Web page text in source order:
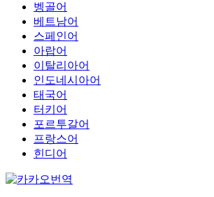
벵골어
베트남어
스페인어
아랍어
이탈리아어
인도네시아어
태국어
터키어
포르투갈어
프랑스어
힌디어